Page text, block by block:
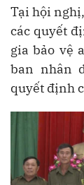
Tại hội
các quyết
gia bảo vệ
ban nhân
quyết định